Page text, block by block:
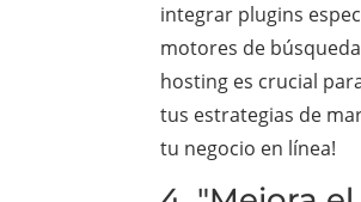
integrar plugins
motores de
hosting es crucial
tus estrategias de
tu negocio en línea!